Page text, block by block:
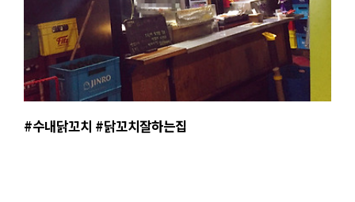
#수내닭꼬치 #닭꼬치잘하는집